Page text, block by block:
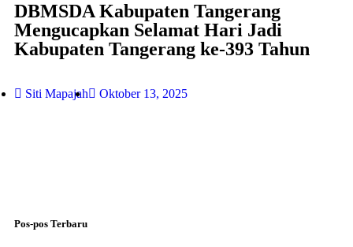
DBMSDA Kabupaten Tangerang
Mengucapkan Selamat Hari Jadi
Kabupaten Tangerang ke-393 Tahun
Siti Mapajah Oktober 13, 2025
Pos-pos Terbaru